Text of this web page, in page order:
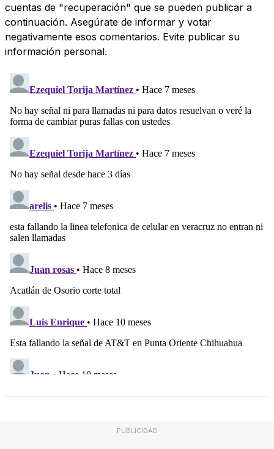
cuentas de "recuperación" que se pueden publicar a
continuación. Asegúrate de informar y votar
negativamente esos comentarios. Evite publicar su
información personal.
PUBLICIDAD